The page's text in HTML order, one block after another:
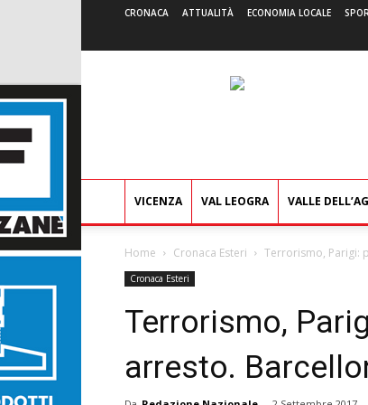
CRONACA ATTUALITÀ ECONOMIA LOCALE
VICENZA VAL LEOGRA VALLE
Home Cronaca Esteri Terrorismo, Parigi:
Cronaca Esteri
Terrorismo,
arresto.